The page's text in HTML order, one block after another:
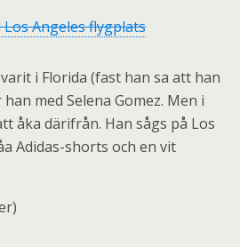
i Florida (fast han sa att han
med Selena Gomez. Men i
åka därifrån. Han sågs på Los
Adidas-shorts och en vit